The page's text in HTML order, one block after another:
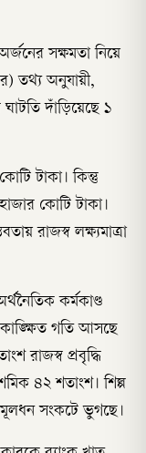
সক্ষমতা নিয়ে
তথ্য অনুযায়ী,
দাঁড়িয়েছে ১
টাকা। কিন্তু
কোটি টাকা।
রাজস্ব লক্ষ্যমাত্রা
কর্মকাণ্ড
গতি আসছে
রাজস্ব প্রবৃদ্ধি
৪২ শতাংশ। শিল্প
মূলধন সংকটে ভুগছে।